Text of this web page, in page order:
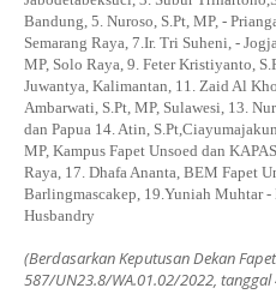
Bandung, 5. Nuroso, S.Pt, MP, -
Semarang Raya, 7.Ir. Tri Suheni, -
MP, Solo Raya, 9. Feter Kristiyanto,
Juwantya, Kalimantan, 11. Zaid Al
Ambarwati, S.Pt, MP, Sulawesi, 13.
dan Papua 14. Atin,
MP, Kampus Fapet Unsoed dan
Raya, 17. Dhafa Ananta, BEM Fapet
Barlingmascakep, 19.Yuniah Muhtar
Husbandry
(Berdasarkan Keputusan Dekan
587/UN23.8/WA.01.02/2022, tanggal